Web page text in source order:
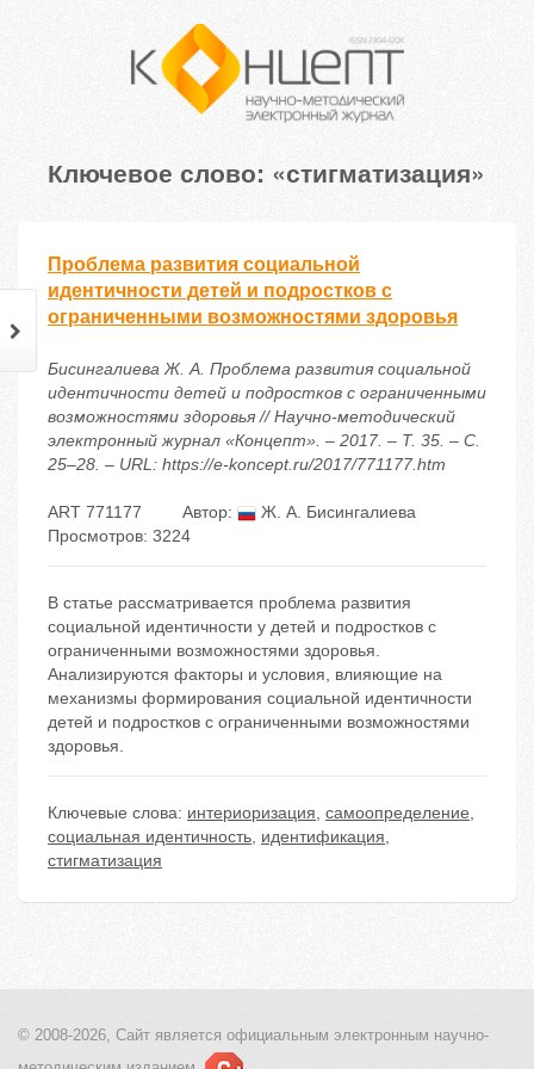
Ключевое слово: «стигматизация»
Проблема развития социальной
идентичности детей и подростков с
ограниченными возможностями здоровья
Бисингалиева Ж. А. Проблема развития социальной
идентичности детей и подростков с ограниченными
возможностями здоровья // Научно-методический
электронный журнал «Концепт». – 2017. – Т. 35. – С.
25–28. – URL: https://e-koncept.ru/2017/771177.htm
ART 771177 Автор:
Ж. А. Бисингалиева
Просмотров: 3224
В статье рассматривается проблема развития
социальной идентичности у детей и подростков с
ограниченными возможностями здоровья.
Анализируются факторы и условия, влияющие на
механизмы формирования социальной идентичности
детей и подростков с ограниченными возможностями
здоровья.
Ключевые слова: интериоризация, самоопределение,
социальная идентичность, идентификация,
стигматизация
© 2008-2026, Сайт является официальным электронным научно-